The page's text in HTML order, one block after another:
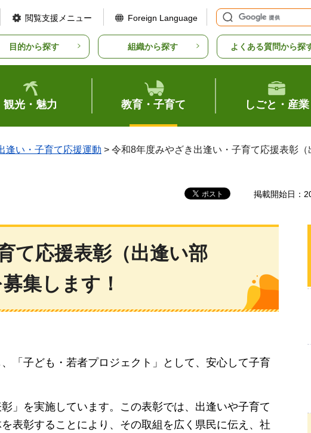
閲覧支援メニュー Foreign Language
目的から探す 組織から探す よくある質問から探
観光・魅力 教育・子育て しごと・産業
逢い・子育て応援運動 > 令和8年度みやざき出逢い・子育て応援表彰
掲載開始日：
て応援表彰（出逢い部
集します！
「子ども・若者プロジェクト」として、安心して子育
」を実施しています。この表彰では、出逢いや子育て
表彰することにより、その取組を広く県民に伝え、社